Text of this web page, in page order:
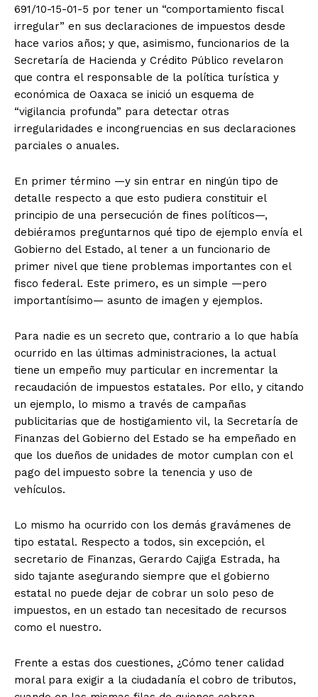
691/10-15-01-5 por tener un “comportamiento fiscal
irregular” en sus declaraciones de impuestos desde
hace varios años; y que, asimismo, funcionarios de la
Secretaría de Hacienda y Crédito Público revelaron
que contra el responsable de la política turística y
económica de Oaxaca se inició un esquema de
“vigilancia profunda” para detectar otras
irregularidades e incongruencias en sus declaraciones
parciales o anuales.
En primer término —y sin entrar en ningún tipo de
detalle respecto a que esto pudiera constituir el
principio de una persecución de fines políticos—,
debiéramos preguntarnos qué tipo de ejemplo envía el
Gobierno del Estado, al tener a un funcionario de
primer nivel que tiene problemas importantes con el
fisco federal. Este primero, es un simple —pero
importantísimo— asunto de imagen y ejemplos.
Para nadie es un secreto que, contrario a lo que había
ocurrido en las últimas administraciones, la actual
tiene un empeño muy particular en incrementar la
recaudación de impuestos estatales. Por ello, y citando
un ejemplo, lo mismo a través de campañas
publicitarias que de hostigamiento vil, la Secretaría de
Finanzas del Gobierno del Estado se ha empeñado en
que los dueños de unidades de motor cumplan con el
pago del impuesto sobre la tenencia y uso de
vehículos.
Lo mismo ha ocurrido con los demás gravámenes de
tipo estatal. Respecto a todos, sin excepción, el
secretario de Finanzas, Gerardo Cajiga Estrada, ha
sido tajante asegurando siempre que el gobierno
estatal no puede dejar de cobrar un solo peso de
impuestos, en un estado tan necesitado de recursos
como el nuestro.
Frente a estas dos cuestiones, ¿Cómo tener calidad
moral para exigir a la ciudadanía el cobro de tributos,